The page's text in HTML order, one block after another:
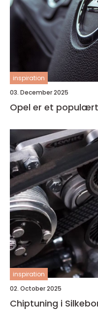
inspiration
03. December 2025
Opel er et
inspiration
02. October 2025
Chiptuning i